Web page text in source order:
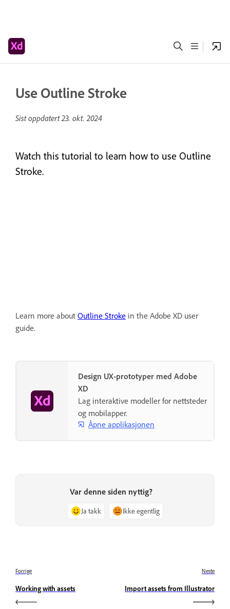
Use Outline Stroke
Sist oppdatert23. okt. 2024
Watch this tutorial to learn how to use Outline
Stroke.
Learn more about Outline Stroke in the Adobe XD user
guide.
Design UX-prototyper med Adobe
XD
Lag interaktive modeller for nettsteder
og mobilapper.
Åpne applikasjonen
Var denne siden nyttig?
Ja takk Ikke egentlig
Forrige
Working with assets
Neste
Import assets from Illustrator